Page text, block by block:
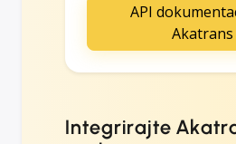
API
Akatrans
Integrirajte